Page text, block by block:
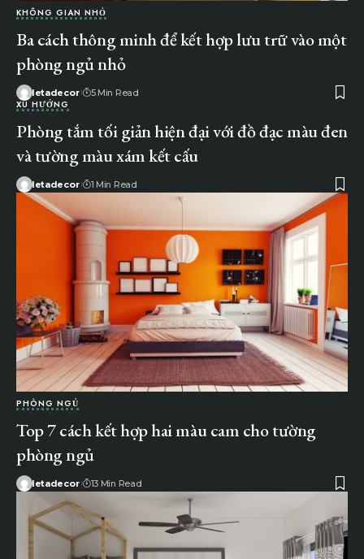
KHÔNG GIAN NHỎ
Ba cách thông minh để kết hợp lưu trữ vào một
phòng ngủ nhỏ
letadecor 5 Min Read
XU HƯỚNG
Phòng tắm tối giản hiện đại với đồ đạc màu đen
và tường màu xám kết cấu
letadecor 1 Min Read
PHÒNG NGỦ
Top 7 cách kết hợp hai màu cam cho tường
phòng ngủ
letadecor 13 Min Read